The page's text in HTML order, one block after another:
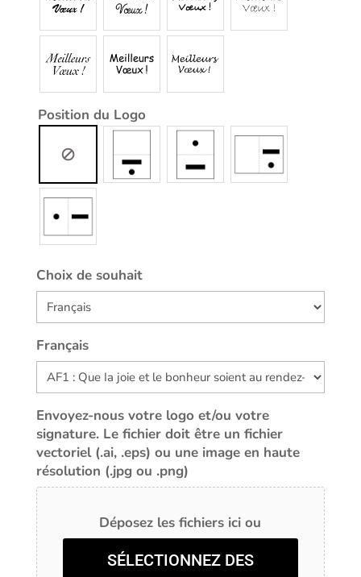
Position du Logo
Choix de souhait
Français
Envoyez-nous votre logo et/ou votre
signature. Le fichier doit être un fichier
vectoriel (.ai, .eps) ou une image en haute
résolution (.jpg ou .png)
Déposez les fichiers ici ou
SÉLECTIONNEZ DES